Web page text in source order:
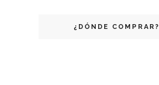
¿DÓNDE COMPRAR?